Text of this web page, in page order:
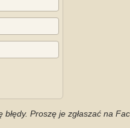
Proszę je zgłaszać na